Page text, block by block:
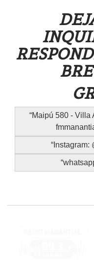
Maipú 580 - Villa
Instagram: